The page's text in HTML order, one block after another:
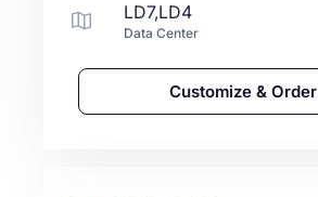
LD7,LD4
Data Center
Customize & Order